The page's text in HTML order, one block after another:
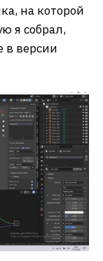
на которой
я собрал,
в версии